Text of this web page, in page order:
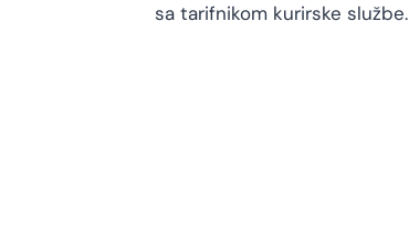
sa tarifnikom kurirske službe.